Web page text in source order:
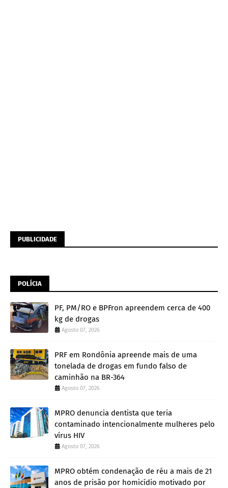
PUBLICIDADE
POLÍCIA
PF, PM/RO e BPFron apreendem cerca de 400
kg de drogas
Agosto 07, 2026
PRF em Rondônia apreende mais de uma
tonelada de drogas em fundo falso de
caminhão na BR-364
Agosto 07, 2026
MPRO denuncia dentista que teria
contaminado intencionalmente mulheres pelo
vírus HIV
Agosto 07, 2026
MPRO obtém condenação de réu a mais de 21
anos de prisão por homicídio motivado por